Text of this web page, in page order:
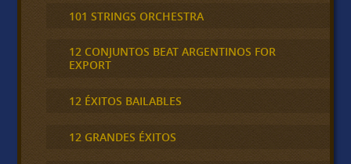
101 STRINGS ORCHESTRA
12 CONJUNTOS BEAT ARGENTINOS FOR
EXPORT
12 ÉXITOS BAILABLES
12 GRANDES ÉXITOS